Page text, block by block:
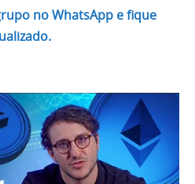
no WhatsApp e fique